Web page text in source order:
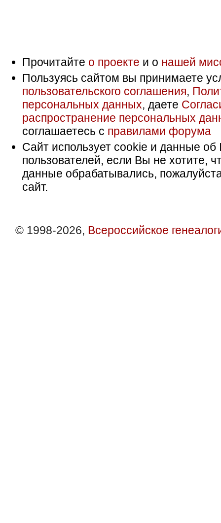
Прочитайте о проекте и о нашей
Пользуясь сайтом вы принимаете
пользовательского соглашения,
персональных данных, даете
распространение персональных
соглашаетесь с правилами форума
Сайт использует cookie и данные об
пользователей, если Вы не хотите,
данные обрабатывались,
сайт.
© 1998-2026, Всероссийское